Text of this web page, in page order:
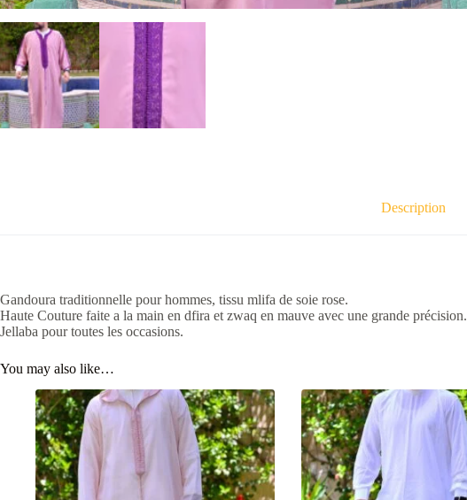
Description
Gandoura traditionnelle pour hommes, tissu mlifa de soie rose.
Haute Couture faite a la main en dfira et zwaq en mauve avec une grande précision.
Jellaba pour toutes les occasions.
You may also like…